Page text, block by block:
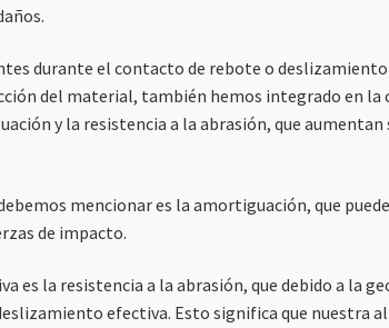
durante el contacto de rebote o deslizamiento
del material, también hemos integrado en la
y la resistencia a la abrasión, que
mencionar es la amortiguación, que
de impacto.
es la resistencia a la abrasión, que debido a la
efectiva. Esto significa que nuestra